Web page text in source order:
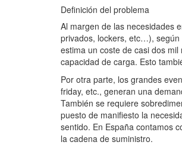
Definición del problema
Al margen de las necesidades
privados, lockers, etc…), según
estima un coste de casi dos
capacidad de carga. Esto
Por otra parte, los grandes
friday, etc., generan una
También se requiere
puesto de manifiesto la
sentido. En España contamos
la cadena de suministro.